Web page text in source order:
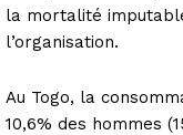
la mortalité
l’organisation.
Au Togo, la
10,6% des hommes